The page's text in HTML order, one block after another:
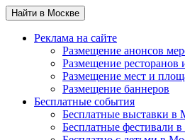
Найти в Москве
Реклама на сайте
Размещение анонсов
Размещение ресторанов
Размещение мест и
Размещение баннеров
Бесплатные события
Бесплатные выставки в
Бесплатные фестивали